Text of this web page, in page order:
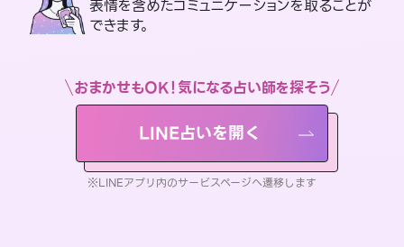
表情を含めたコミュニケーションを取ることが
できます。
おまかせもOK！気になる占い師を探そう
LINE占いを開く
※LINEアプリ内のサービスページへ遷移します